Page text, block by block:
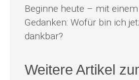
Beginne heute – mit
Gedanken: Wofür bin ich
dankbar?
Weitere Artikel